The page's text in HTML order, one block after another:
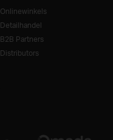
Onlinewinkels
Detailhandel
B2B Partners
Distributors